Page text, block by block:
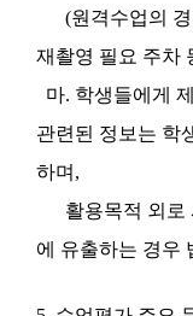
(원격수업의 경
재촬영 필요 주차
마. 학생들에게
관련된 정보는 학
하며,
활용목적 외로
에 유출하는 경우